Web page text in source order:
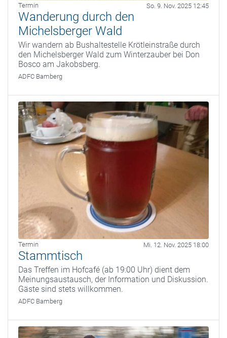
Termin So. 9. Nov. 2025 12:45
Wanderung durch den
Michelsberger Wald
Wir wandern ab Bushaltestelle Krötleinstraße durch
den Michelsberger Wald zum Winterzauber bei Don
Bosco am Jakobsberg.
ADFC Bamberg
Termin Mi. 12. Nov. 2025 18:00
Stammtisch
Das Treffen im Hofcafé (ab 19:00 Uhr) dient dem
Meinungsaustausch, der Information und Diskussion.
Gäste sind stets willkommen.
ADFC Bamberg